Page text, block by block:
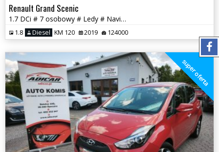
Renault Grand Scenic
1.7 DCi # 7 osobowy # Ledy # Navi # Piękny! # Serwis # GWARANCJA !!!
1.8 Diesel KM 120 2019 124000
super oferta